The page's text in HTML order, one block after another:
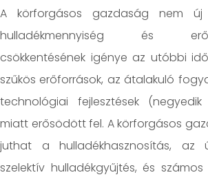
A körforgásos gazdaság nem
hulladékmennyiség és
csökkentésének igénye az utóbbi
szűkös erőforrások, az átalakuló
technológiai fejlesztések
miatt erősödött fel. A körforgásos
juthat a hulladékhasznosítás, az
szelektív hulladékgyűjtés, és